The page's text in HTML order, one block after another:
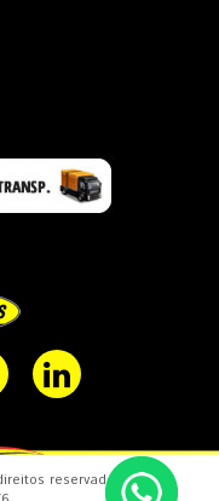
reservados. CNPJ: